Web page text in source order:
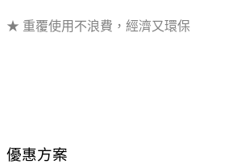
★ 重覆使用不浪費，經濟又環保
優惠方案